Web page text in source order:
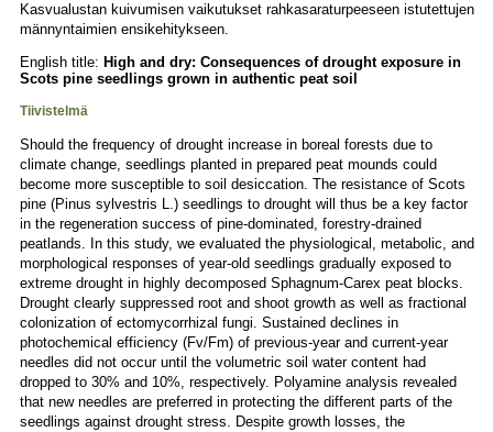
Kasvualustan kuivumisen vaikutukset rahkasaraturpeeseen istutettujen
männyntaimien ensikehitykseen.
English title: High and dry: Consequences of drought exposure in
Scots pine seedlings grown in authentic peat soil
Tiivistelmä
Should the frequency of drought increase in boreal forests due to
climate change, seedlings planted in prepared peat mounds could
become more susceptible to soil desiccation. The resistance of Scots
pine (Pinus sylvestris L.) seedlings to drought will thus be a key factor
in the regeneration success of pine-dominated, forestry-drained
peatlands. In this study, we evaluated the physiological, metabolic, and
morphological responses of year-old seedlings gradually exposed to
extreme drought in highly decomposed Sphagnum-Carex peat blocks.
Drought clearly suppressed root and shoot growth as well as fractional
colonization of ectomycorrhizal fungi. Sustained declines in
photochemical efficiency (Fv/Fm) of previous-year and current-year
needles did not occur until the volumetric soil water content had
dropped to 30% and 10%, respectively. Polyamine analysis revealed
that new needles are preferred in protecting the different parts of the
seedlings against drought stress. Despite growth losses, the